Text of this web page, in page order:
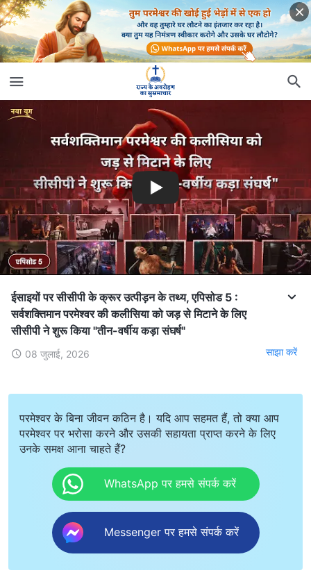
ईसाइयों पर सीसीपी के क्रूर उत्पीड़न के तथ्य, एपिसोड 5 :
सर्वशक्तिमान परमेश्वर की कलीसिया को जड़ से मिटाने के लिए
सीसीपी ने शुरू किया "तीन-वर्षीय कड़ा संघर्ष"
08 जुलाई, 2026 साझा करें
परमेश्वर के बिना जीवन कठिन है। यदि आप सहमत हैं, तो क्या आप
परमेश्वर पर भरोसा करने और उसकी सहायता प्राप्त करने के लिए
उनके समक्ष आना चाहते हैं?
WhatsApp पर हमसे संपर्क करें
Messenger पर हमसे संपर्क करें